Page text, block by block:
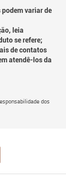
variar de
leia
se refere;
de contatos
atendê-los da
dos